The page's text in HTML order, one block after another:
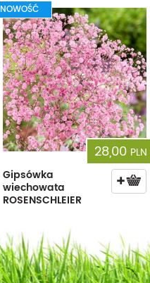
NOWOŚĆ
28,00 PLN
Gipsówka
wiechowata
ROSENSCHLEIER